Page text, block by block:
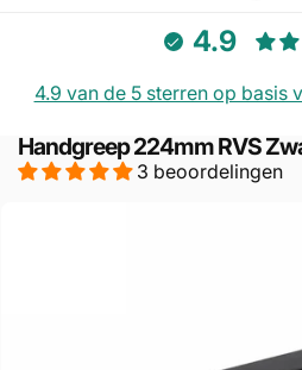
4.9
4.9 van de 5 sterren op basis
Handgreep 224mm RVS
3 beoordelingen